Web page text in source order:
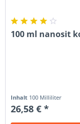
100 ml nanosit
Inhalt 100 Milliliter
26,58 € *